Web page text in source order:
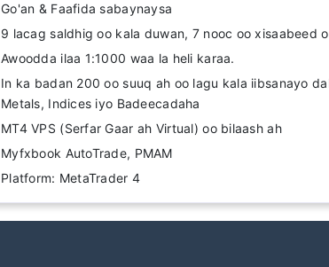
Go'an & Faafida sabaynaysa
9 lacag saldhig oo kala duwan, 7 nooc oo xisaabeed
Awoodda ilaa 1:1000 waa la heli karaa.
In ka badan 200 oo suuq ah oo lagu kala iibsanayo
Metals, Indices iyo Badeecadaha
MT4 VPS (Serfar Gaar ah Virtual) oo bilaash ah
Myfxbook AutoTrade, PMAM
Platform: MetaTrader 4